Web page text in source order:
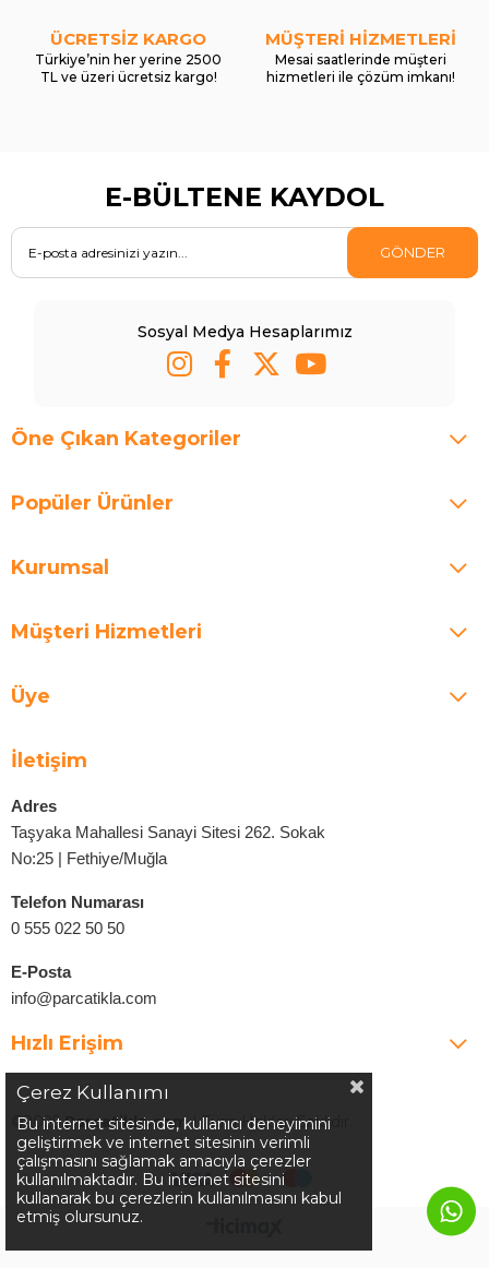
ÜCRETSİZ KARGO
Türkiye’nin her yerine 2500
TL ve üzeri ücretsiz kargo!
MÜŞTERİ HİZMETLERİ
Mesai saatlerinde müşteri
hizmetleri ile çözüm imkanı!
E-BÜLTENE KAYDOL
GÖNDER
Sosyal Medya Hesaplarımız
Öne Çıkan Kategoriler
Popüler Ürünler
Kurumsal
Müşteri Hizmetleri
Üye
İletişim
Adres
Taşyaka Mahallesi Sanayi Sitesi 262. Sokak
No:25 | Fethiye/Muğla
Telefon Numarası
0 555 022 50 50
E-Posta
info@parcatikla.com
Hızlı Erişim
©2025Parcatikla.com| Tüm Hakları Saklıdır.
Çerez Kullanımı
Bu internet sitesinde, kullanıcı deneyimini
geliştirmek ve internet sitesinin verimli
çalışmasını sağlamak amacıyla çerezler
kullanılmaktadır. Bu internet sitesini
kullanarak bu çerezlerin kullanılmasını kabul
etmiş olursunuz.